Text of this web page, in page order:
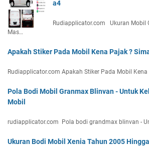
a4
Rudiapplicator.com Ukuran Mobil
Mas…
Apakah Stiker Pada Mobil Kena Pajak ?
Rudiapplicator.com Apakah Stiker Pada Mobil Kena
Pola Bodi Mobil Granmax Blinvan - Untuk
Mobil
rudiapplicator.com Pola bodi grandmax blinvan -
Ukuran Bodi Mobil Xenia Tahun 2005